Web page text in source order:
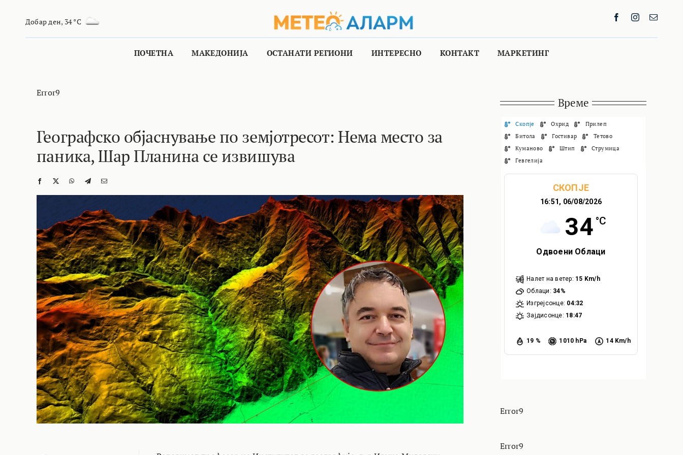
Добар ден, 34 °C
ПОЧЕТНА МАКЕДОНИЈА ОСТАНАТИ РЕГИОНИ ИНТЕРЕСНО КОНТАКТ МАРКЕТИНГ
Error9
Географско објаснување по земјотресот: Нема место за
паника, Шар Планина се извишува
Време
Скопје Охрид
Прилеп
Битола
Гостивар
Тетово
Куманово
Штип
Струмица
Гевгелија
СКОПЈЕ
16:51, 06/08/2026
34 °C
Одвоени Облаци
19 % 1010 hPa 14 Km/h
Налет на ветер: 15 Km/h
Облаци: 34%
Изгрејсонце: 04:32
Зајдисонце: 18:47
Error9
Error9